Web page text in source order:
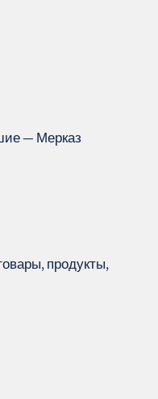
— Мерказ
продукты,